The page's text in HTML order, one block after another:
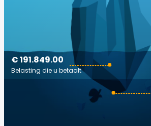
€ 191.849.00
Belasting die u betaalt